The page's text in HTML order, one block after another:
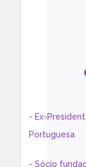
- Ex-
Portuguesa
- Sócio